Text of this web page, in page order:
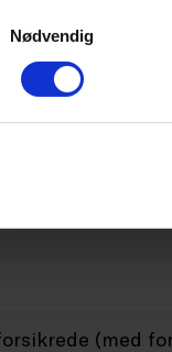
Nødvendig
(med